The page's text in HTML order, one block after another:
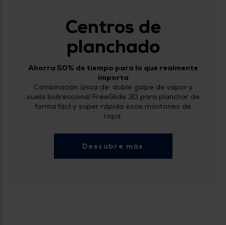
Centros de
planchado
Ahorra 50% de tiempo para lo que realmente
importa
Combinación única de: doble golpe de vapor y
suela bidireccional FreeGlide 3D para planchar de
forma fácil y super rápida esos montones de
ropa.
Descubre más